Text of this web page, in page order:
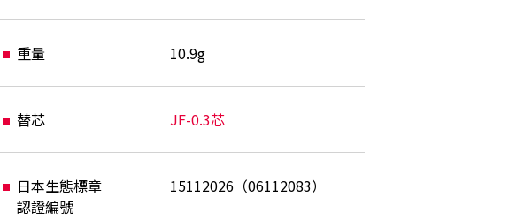
重量 10.9g
替芯 JF-0.3芯
日本生態標章
認證編號
15112026（06112083）